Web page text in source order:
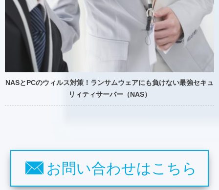
NASとPCのウィルス対策！ランサムウェアにも負けない最強セキュ
リィティサーバー（NAS）
お問い合わせはこちら